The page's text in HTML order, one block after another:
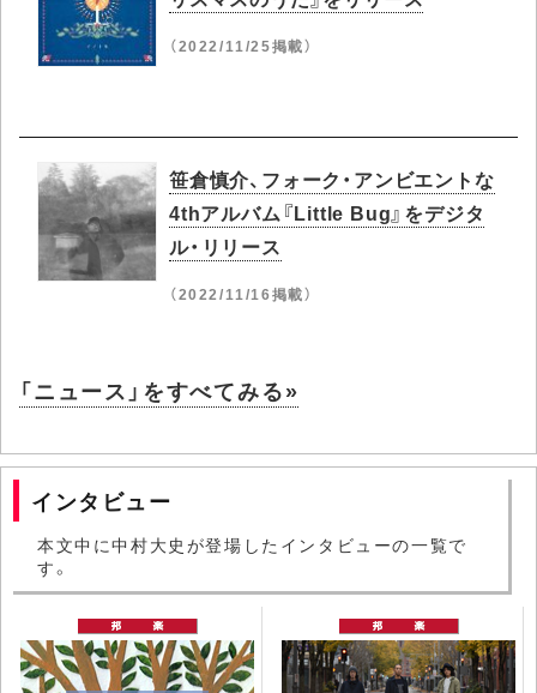
（2022/11/25掲載）
笹倉慎介、フォーク・アンビエントな
4thアルバム『Little Bug』をデジタ
ル・リリース
（2022/11/16掲載）
「ニュース」をすべてみる»
インタビュー
本文中に中村大史が登場したインタビューの一覧で
す。